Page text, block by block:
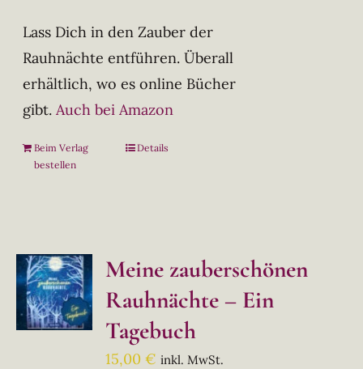
Lass Dich in den Zauber der
Rauhnächte entführen. Überall
erhältlich, wo es online Bücher
gibt.Auch bei Amazon
Beim Verlag
bestellen
Details
Meine zauberschönen
Rauhnächte – Ein
Tagebuch
15,00€ inkl. MwSt.